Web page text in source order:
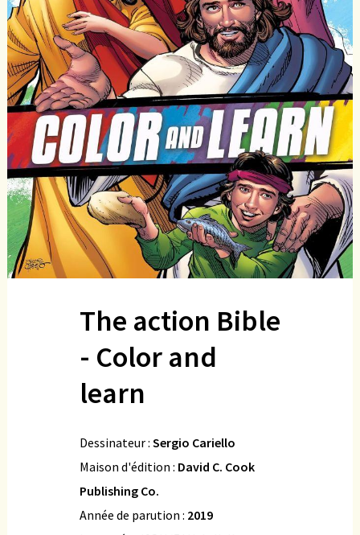
The action Bible
- Color and
learn
Dessinateur : Sergio Cariello
Maison d'édition : David C. Cook
Publishing Co.
Année de parution : 2019